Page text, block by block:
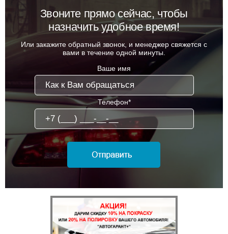
Звоните прямо сейчас, чтобы
назначить удобное время!
Или закажите обратный звонок, и менеджер свяжется с
вами в течение одной минуты.
Ваше имя
Телефон*